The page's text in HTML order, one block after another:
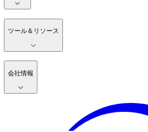
ツール＆リソース
会社情報